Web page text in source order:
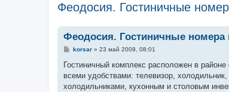
Феодосия. Гостиничные
Феодосия. Гостиничные
С
о
щ
е
korsar» 23 май 2009, 08:01
Гостиничный комплекс расположен в
всеми удобствами: телевизор,
холодильниками, кухонным и столовым